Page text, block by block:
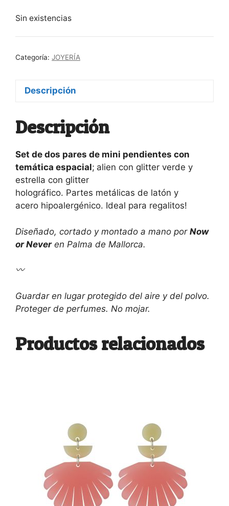
Sin existencias
Categoría: JOYERÍA
Descripción
Descripción
Set de dos pares de mini pendientes con
temática espacial; alien con glitter verde y
estrella con glitter
holográfico. Partes metálicas de latón y
acero hipoalergénico. Ideal para regalitos!
Diseñado, cortado y montado a mano por Now
or Neveren Palma de Mallorca.
〰
Guardar en lugar protegido del aire y del polvo.
Proteger de perfumes. No mojar.
Productos relacionados